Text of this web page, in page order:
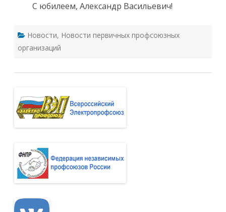
С юбилеем, Александр Васильевич!
Новости, Новости первичных профсоюзных
организаций